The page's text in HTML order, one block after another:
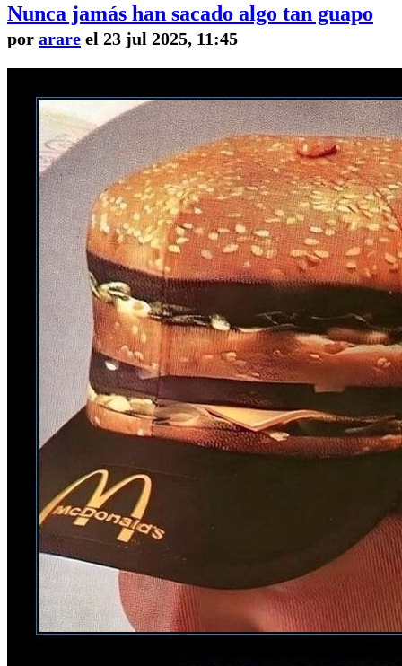
Nunca jamás han sacado algo tan guapo
por arare el 23 jul 2025, 11:45